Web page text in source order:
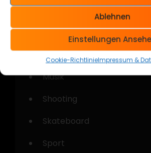
Ablehnen
Einstellungen
Cookie-RichtlinieImpressum &
Allgemein
Cars & Bikes
Kustom Kulture
Musik
Shooting
Skateboard
Sport